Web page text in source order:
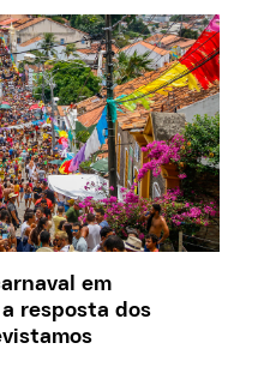
em
resposta dos